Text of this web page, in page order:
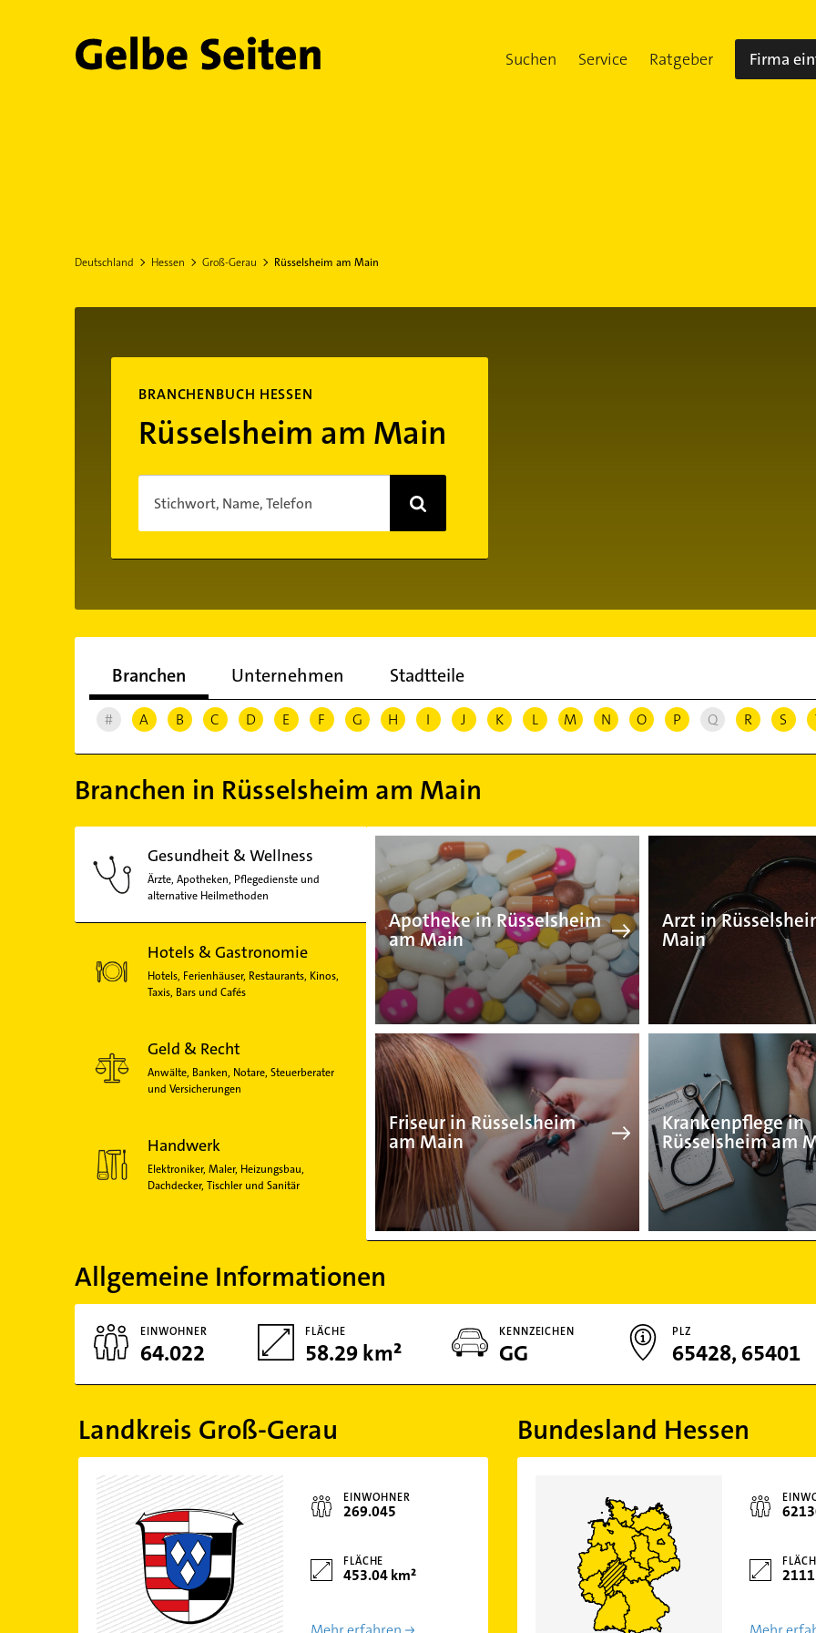
Gelbe Seiten Suchen Service Ratgeber Firma
Deutschland Hessen Groß-Gerau Rüsselsheim am Main
BRANCHENBUCH HESSEN
Rüsselsheim am Main
Stichwort, Name, Telefon
Branchen Unternehmen Stadtteile
# A B C D E F G H I J K L M N O P Q R S
Branchen in Rüsselsheim am Main
Gesundheit & Wellness
Ärzte, Apotheken, Pflegedienste und
alternative Heilmethoden
Hotels & Gastronomie
Hotels, Ferienhäuser, Restaurants, Kinos,
Taxis, Bars und Cafés
Geld & Recht
Anwälte, Banken, Notare, Steuerberater
und Versicherungen
Handwerk
Elektroniker, Maler, Heizungsbau,
Dachdecker, Tischler und Sanitär
Apotheke in Rüsselsheim
am Main
Apotheke in Rüsselsheim
Arzt in
Main
Friseur in Rüsselsheim
am Main
Friseur in Rüsselsheim
Krankenpflege in
Rüsselsheim am
Allgemeine Informationen
EINWOHNER
64.022
FLÄCHE
58.29 km²
KENNZEICHEN
GG
PLZ
65428, 65401
Landkreis Groß-Gerau Bundesland Hessen
EINWOHNER
269.045
FLÄCHE
453.04 km²